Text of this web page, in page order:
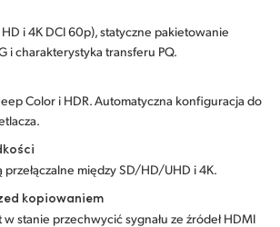
i 4K DCI 60p), statyczne pakietowanie
i charakterystyka transferu PQ.
Color i HDR. Automatyczna konfiguracja do
przełączalne między SD/HD/UHD i 4K.
kopiowaniem
stanie przechwycić sygnału ze źródeł HDMI